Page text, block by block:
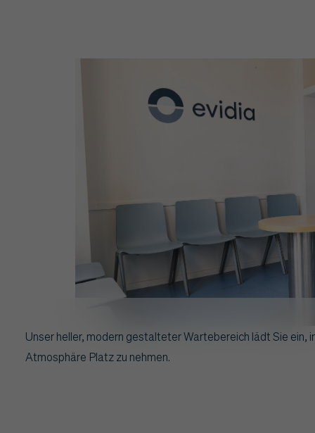
Unser heller, modern gestalteter Wartebereich lädt Sie ein,
Atmosphäre Platz zu nehmen.